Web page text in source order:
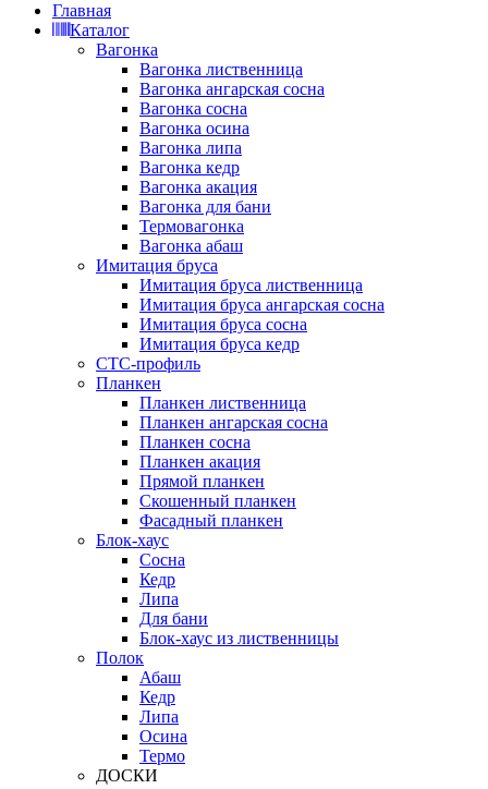
Главная
Каталог
Вагонка
Вагонка лиственница
Вагонка ангарская сосна
Вагонка сосна
Вагонка осина
Вагонка липа
Вагонка кедр
Вагонка акация
Вагонка для бани
Термовагонка
Вагонка абаш
Имитация бруса
Имитация бруса лиственница
Имитация бруса ангарская сосна
Имитация бруса сосна
Имитация бруса кедр
СТС-профиль
Планкен
Планкен лиственница
Планкен ангарская сосна
Планкен сосна
Планкен акация
Прямой планкен
Скошенный планкен
Фасадный планкен
Блок-хаус
Сосна
Кедр
Липа
Для бани
Блок-хаус из лиственницы
Полок
Абаш
Кедр
Липа
Осина
Термо
ДОСКИ